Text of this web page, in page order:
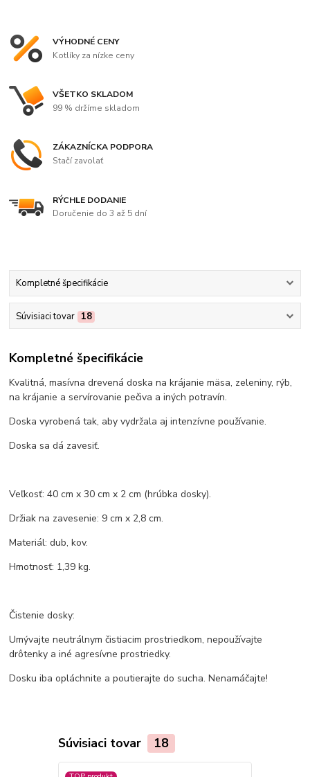
VÝHODNÉ CENY
Kotlíky za nízke ceny
VŠETKO SKLADOM
99 % držíme skladom
ZÁKAZNÍCKA PODPORA
Stačí zavolať
RÝCHLE DODANIE
Doručenie do 3 až 5 dní
Kompletné špecifikácie
Súvisiaci tovar 18
Kompletné špecifikácie
Kvalitná, masívna drevená doska na krájanie mäsa, zeleniny, rýb,
na krájanie a servírovanie pečiva a iných potravín.
Doska vyrobená tak, aby vydržala aj intenzívne používanie.
Doska sa dá zavesiť.
Veľkosť: 40 cm x 30 cm x 2 cm (hrúbka dosky).
Držiak na zavesenie: 9 cm x 2,8 cm.
Materiál: dub, kov.
Hmotnosť: 1,39 kg.
Čistenie dosky:
Umývajte neutrálnym čistiacim prostriedkom, nepoužívajte
drôtenky a iné agresívne prostriedky.
Dosku iba opláchnite a poutierajte do sucha. Nenamáčajte!
Súvisiaci tovar 18